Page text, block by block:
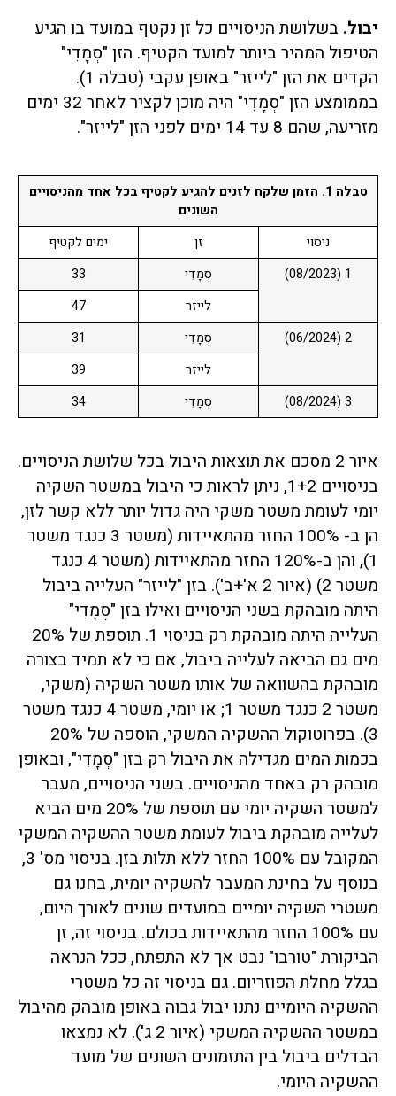
יבול. בשלושת הניסויים כל זן נקטף במועד בו הגיע
הטיפול המהיר ביותר למועד הקטיף. הזן "סְמָדִי"
הקדים את הזן "לייזר" באופן עקבי (טבלה 1).
בממומצע הזן "סְמָדִי" היה מוכן לקציר לאחר 32 ימים
מזריעה, שהם 8 עד 14 ימים לפני הזן "לייזר".
טבלה 1. הזמן שלקח לזנים להגיע לקטיף בכל אחד מהניסויים
השונים
ניסוי
זן
ימים לקטיף
1 (08/2023)
סְמָדִי
33
לייזר
47
2 (06/2024)
סְמָדִי
31
לייזר
39
3 (08/2024)
סְמָדִי 34
איור 2 מסכם את תוצאות היבול בכל שלושת הניסויים.
בניסויים 1+2, ניתן לראות כי היבול במשטר השקיה
יומי לעומת משטר משקי היה גדול יותר ללא קשר לזן,
הן ב- 100% החזר מהתאיידות (משטר 3 כנגד משטר
1), והן ב-120% החזר מהתאיידות (משטר 4 כנגד
משטר 2) (איור 2 א'+ב'). בזן "לייזר" העלייה ביבול
היתה מובהקת בשני הניסויים ואילו בזן "סְמָדִי"
העלייה היתה מובהקת רק בניסוי 1. תוספת של 20%
מים גם הביאה לעלייה ביבול, אם כי לא תמיד בצורה
מובהקת בהשוואה של אותו משטר השקיה (משקי,
משטר 2 כנגד משטר 1; או יומי, משטר 4 כנגד משטר
3). בפרוטוקול ההשקיה המשקי, הוספה של 20%
בכמות המים מגדילה את היבול רק בזן "סְמָדִי", ובאופן
מובהק רק באחד מהניסויים. בשני הניסויים, מעבר
למשטר השקיה יומי עם תוספת של 20% מים הביא
לעלייה מובהקת ביבול לעומת משטר ההשקיה המשקי
המקובל עם 100% החזר ללא תלות בזן. בניסוי מס' 3,
בנוסף על בחינת המעבר להשקיה יומית, בחנו גם
משטרי השקיה יומיים במועדים שונים לאורך היום,
עם 100% החזר מהתאיידות בכולם. בניסוי זה, זן
הביקורת "טורבו" נבט אך לא התפתח, ככל הנראה
בגלל מחלת הפוזריום. גם בניסוי זה כל משטרי
ההשקיה היומיים נתנו יבול גבוה באופן מובהק מהיבול
במשטר ההשקיה המשקי (איור 2 ג'). לא נמצאו
הבדלים ביבול בין התזמונים השונים של מועד
ההשקיה היומי.